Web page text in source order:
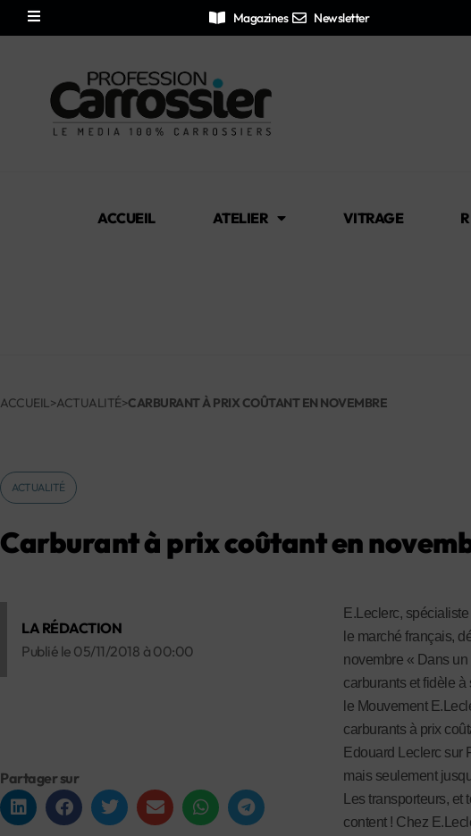
Magazines Newsletter
ACCUEIL ATELIER VITRAGE
ACCUEIL >ACTUALITÉ>CARBURANT À PRIX COÛTANT EN NOVEMBRE
ACTUALITÉ
Carburant à prix coûtant en
LA RÉDACTION
Publié le 05/11/2018 à 00:00
Partager sur
E.Leclerc,
le marché français,
novembre « Dans un
carburants et fidèle à
le Mouvement
carburants à prix
Edouard Leclerc sur
mais seulement
Les transporteurs,
content ! Chez